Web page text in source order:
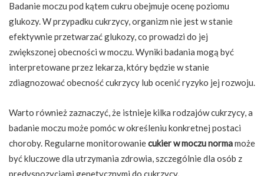
Badanie moczu pod kątem cukru obejmuje ocenę poziomu
glukozy. W przypadku cukrzycy, organizm nie jest w stanie
efektywnie przetwarzać glukozy, co prowadzi do jej
zwiększonej obecności w moczu. Wyniki badania mogą być
interpretowane przez lekarza, który będzie w stanie
zdiagnozować obecność cukrzycy lub ocenić ryzyko jej rozwoju.
Warto również zaznaczyć, że istnieje kilka rodzajów cukrzycy, a
badanie moczu może pomóc w określeniu konkretnej postaci
choroby. Regularne monitorowaniecukier w moczu normamoże
być kluczowe dla utrzymania zdrowia, szczególnie dla osób z
predyspozycjami genetycznymi do cukrzycy.